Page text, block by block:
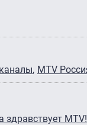
MTV
здравствует